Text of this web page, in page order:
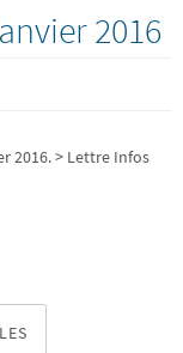
2016
2016. > Lettre Infos